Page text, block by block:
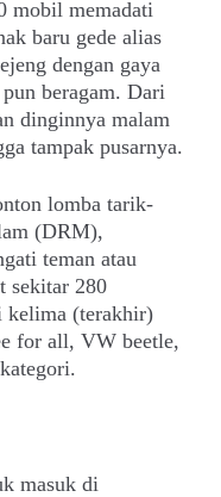
mobil memadati
baru gede alias
dengan gaya
beragam. Dari
dinginnya malam
tampak pusarnya.
lomba tarik-
(DRM),
teman atau
sekitar 280
kelima (terakhir)
for all, VW beetle,
masuk di